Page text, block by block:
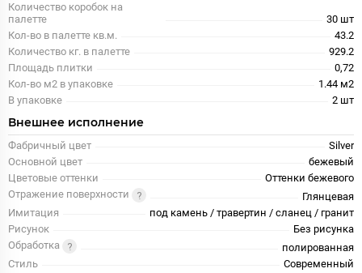
Количество коробок на
палетте
30 шт
Кол-во в палетте кв.м.
43.2
Количество кг. в палетте
929.2
Площадь плитки
0,72
Кол-во м2 в упаковке
1.44 м2
В упаковке
2 шт
Внешнее исполнение
Фабричный цвет
Silver
Основной цвет
бежевый
Цветовые оттенки
Оттенки бежевого
Отражение поверхности
Глянцевая
Имитация
под камень / травертин / сланец / гранит
Рисунок
Без рисунка
Обработка
полированная
Стиль
Современный